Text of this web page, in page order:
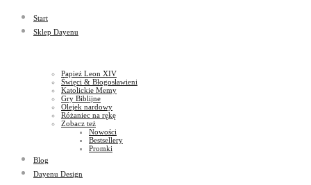
God
Start
Sklep Dayenu
Papież Leon XIV
Święci & Błogosławieni
Katolickie Memy
Gry Biblijne
Olejek nardowy
Różaniec na rękę
Zobacz też
Nowości
Bestsellery
Promki
Blog
Dayenu Design